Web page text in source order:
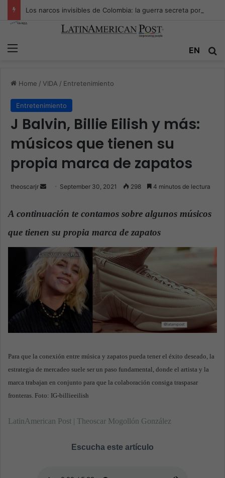
EN
Home / VIDA / Entretenimiento
Entretenimiento
J Balvin, Billie Eilish y más:
músicos que tienen su
propia marca de zapatos
theoscarjr
n
a
n
l
September 30, 2021 298 4 minutos de lectura
A continuación te contamos sobre algunos músicos
que tienen su propia marca de zapatos
Para que la conexión entre música y zapatos pueda tener el éxito deseado, la
estrategia de mercadeo suele ser un paso fundamental, donde el artista y la
marca trabajan en conjunto para que la colaboración consiga traspasar
fronteras. Foto: IG-billieeilish
LatinAmerican Post | Theoscar Mogollón González
Escucha este artículo